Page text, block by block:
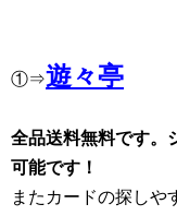
①⇒遊々亭
全品送料無料です。
可能です！
またカードの探しや